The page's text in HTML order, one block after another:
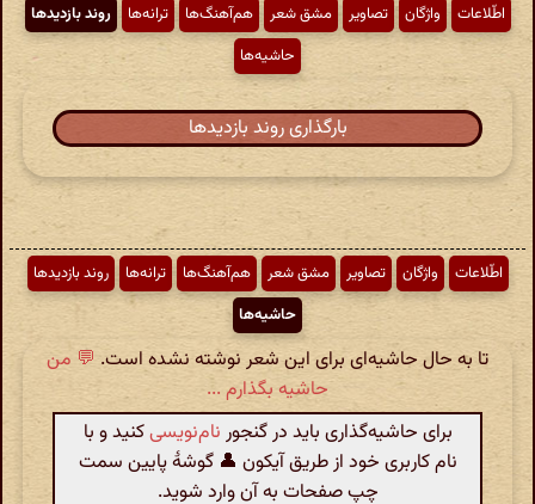
اطّلاعات واژگان تصاویر مشق شعر هم‌آهنگ‌ها ترانه‌ها
روند بازدیدها
حاشیه‌ها
بارگذاری روند بازدیدها
اطّلاعات واژگان تصاویر مشق شعر هم‌آهنگ‌ها ترانه‌ها
روند بازدیدها
حاشیه‌ها
تا به حال حاشیه‌ای برای این شعر نوشته نشده است. 💬 من
حاشیه بگذارم ...
برای حاشیه‌گذاری باید در گنجور نام‌نویسیکنید و با
نام کاربری خود از طریق آیکون 👤 گوشهٔ پایین سمت
چپ صفحات به آن وارد شوید.